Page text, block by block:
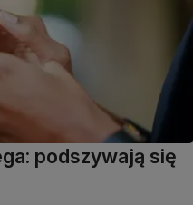
podszywają się